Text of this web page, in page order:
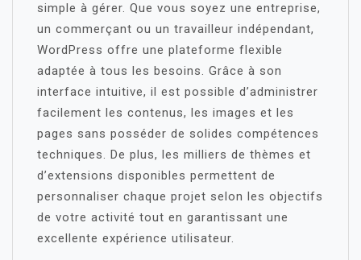
simple à gérer. Que vous soyez une entreprise,
un commerçant ou un travailleur indépendant,
WordPress offre une plateforme flexible
adaptée à tous les besoins. Grâce à son
interface intuitive, il est possible d’administrer
facilement les contenus, les images et les
pages sans posséder de solides compétences
techniques. De plus, les milliers de thèmes et
d’extensions disponibles permettent de
personnaliser chaque projet selon les objectifs
de votre activité tout en garantissant une
excellente expérience utilisateur.